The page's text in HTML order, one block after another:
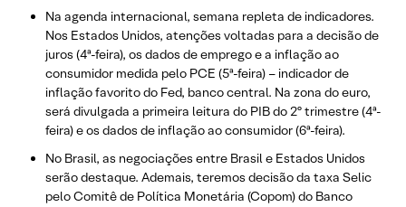
Na agenda internacional, semana repleta de indicadores.
Nos Estados Unidos, atenções voltadas para a decisão de
juros (4ª-feira), os dados de emprego e a inflação ao
consumidor medida pelo PCE (5ª-feira) – indicador de
inflação favorito do Fed, banco central. Na zona do euro,
será divulgada a primeira leitura do PIB do 2º trimestre (4ª-
feira) e os dados de inflação ao consumidor (6ª-feira).
No Brasil, as negociações entre Brasil e Estados Unidos
serão destaque. Ademais, teremos decisão da taxa Selic
pelo Comitê de Política Monetária (Copom) do Banco